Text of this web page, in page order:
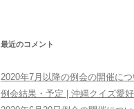
最近のコメント
2020年7月以降の例会の開催に
例会結果・予定 | 沖縄クイズ愛